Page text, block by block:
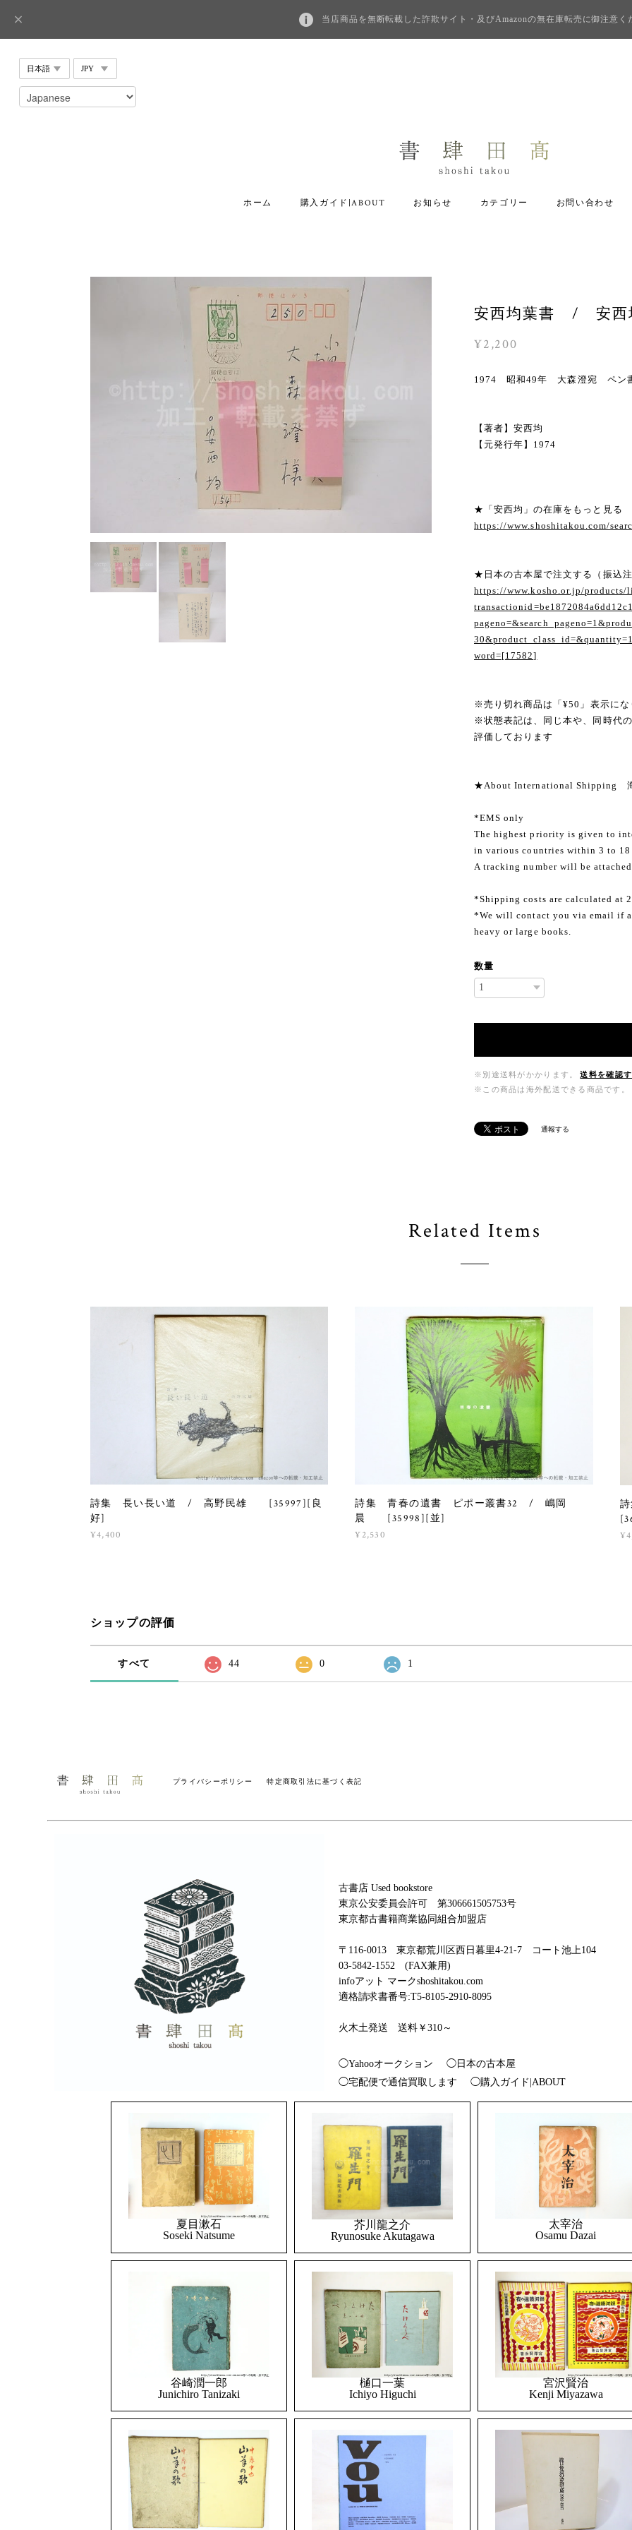
当店商品を無断転載した詐欺サイト・及びAmazonの無在庫転売に御注意く
ホーム 購入ガイド|ABOUT お知らせ カテゴリー お問い合わせ
安西均葉書 / 安
¥2,200
1974 昭和49年 大森澄宛
【著者】安西均
【元発行年】1974
★「安西均」の在庫をもっと見る
https://www.shoshitakou.com/
★日本の古本屋で注文する（振込
https://www.kosho.or.jp/products/
word=[17582]
※売り切れ商品は「¥50」表示にな
※状態表記は、同じ本や、同時代
評価しております
★About International Shipping
*EMS only
The highest priority is given to
in various countries within 3 to 18
A tracking number will be attached.
*Shipping costs are calculated at
*We will contact you via email if
heavy or large books.
数量
※別途送料がかかります。
送料を確認す
※この商品は海外配送できる商品です。
通報する
Related Items
詩集 長い長い道 / 高野民雄 [35997][良
好]
¥4,400
詩集 青春の遺書 ピポー叢書32 / 嶋岡
晨 [35998][並]
¥2,530
ショップの評価
すべて 44 0 1
プライバシーポリシー 特定商取引法に基づく表記
古書店 Used bookstore
東京公安委員会許可 第306661505753号
東京都古書籍商業協同組合加盟店
〒116-0013 東京都荒川区西日暮里4-21-7 コート池上104
03-5842-1552 (FAX兼用)
infoアット マークshoshitakou.com
適格請求書番号:T5-8105-2910-8095
火木土発送 送料￥310～
◯Yahooオークション
◯日本の古本屋
◯宅配便で通信買取します
◯購入ガイド|ABOUT
夏目漱石
Soseki Natsume
芥川龍之介
Ryunosuke Akutagawa
太宰治
Osamu Dazai
谷崎潤一郎
Junichiro Tanizaki
樋口一葉
Ichiyo Higuchi
宮沢賢治
Kenji Miyazawa